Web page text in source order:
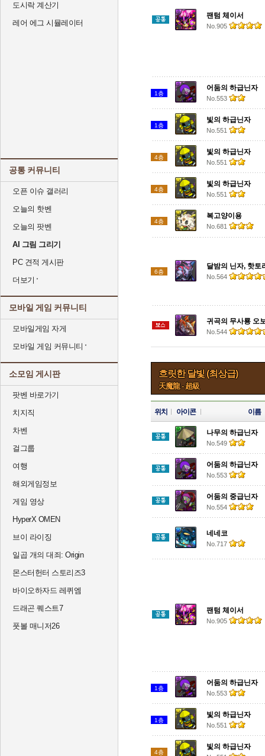
도시락 계산기
레어 에그 시뮬레이터
공통 커뮤니티
오픈 이슈 갤러리
오늘의 핫벤
오늘의 팟벤
AI 그림 그리기
PC 견적 게시판
더보기
모바일 게임 커뮤니티
모바일게임 자게
모바일 게임 커뮤니티
소모임 게시판
팟벤 바로가기
치지직
차벤
걸그룹
여행
해외게임정보
게임 영상
HyperX OMEN
브이 라이징
일곱 개의 대죄: Origin
몬스터헌터 스토리즈3
바이오하자드 레퀴엠
드래곤 퀘스트7
풋볼 매니저26
팬텀 체이서
No.905
1층
어둠의 하급닌자
No.553
1층
빛의 하급닌자
No.551
4층
빛의 하급닌자
No.551
4층
빛의 하급닌자
No.551
4층
복고양이용
No.681
6층
달밤의 닌자, 핫토
No.564
귀곡의 무사룡 오
No.544
흐릿한 달빛 (최상급)
天魔龍 - 超級
위치 아이콘 이름
나무의 하급닌자
No.549
어둠의 하급닌자
No.553
어둠의 중급닌자
No.554
네네코
No.717
팬텀 체이서
No.905
1층
어둠의 하급닌자
No.553
1층
빛의 하급닌자
No.551
4층
빛의 하급닌자